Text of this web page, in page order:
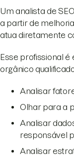
Um analista de
a partir de
atua diretamente
Esse profissional
orgânico
Analisar
Olhar para a
Analisar
responsável
Analisar